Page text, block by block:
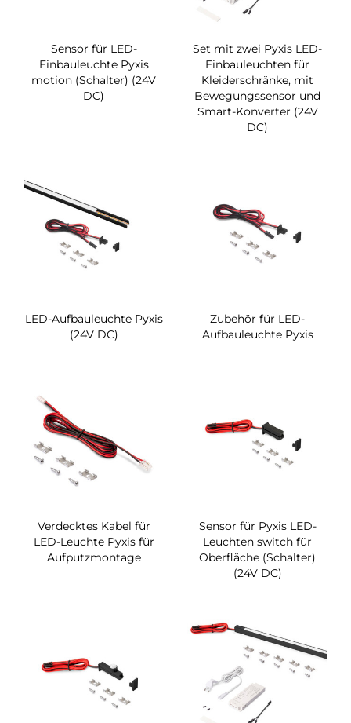
Sensor für LED-
Einbauleuchte Pyxis
motion (Schalter) (24V
DC)
Set mit zwei Pyxis LED-
Einbauleuchten für
Kleiderschränke, mit
Bewegungssensor und
Smart-Konverter (24V
DC)
LED-Aufbauleuchte Pyxis
(24V DC)
Zubehör für LED-
Aufbauleuchte Pyxis
Verdecktes Kabel für
LED-Leuchte Pyxis für
Aufputzmontage
Sensor für Pyxis LED-
Leuchten switch für
Oberfläche (Schalter)
(24V DC)